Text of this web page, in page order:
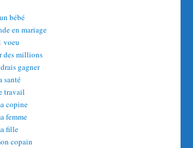
bébé
en mariage
voeu
des millions
gagner
santé
travail
copine
femme
fille
copain